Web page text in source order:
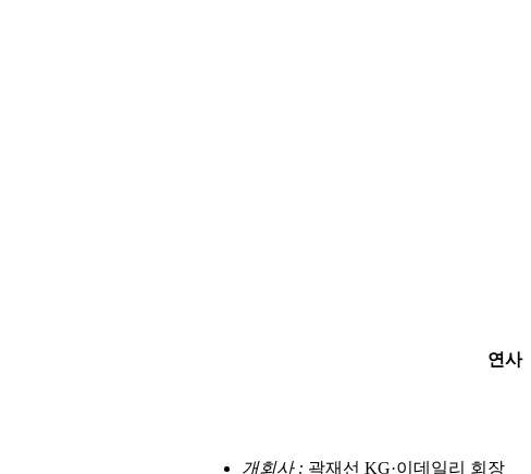
연사
개회사 : 곽재선 KG·이데일리 회장